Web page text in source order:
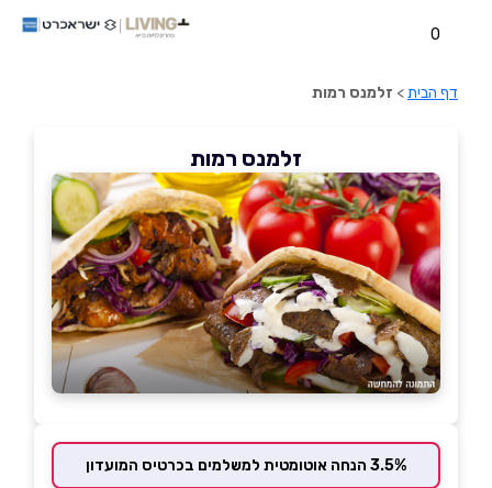
0
דף הבית> זלמנס רמות
זלמנס רמות
3.5% הנחה אוטומטית למשלמים בכרטיס המועדון